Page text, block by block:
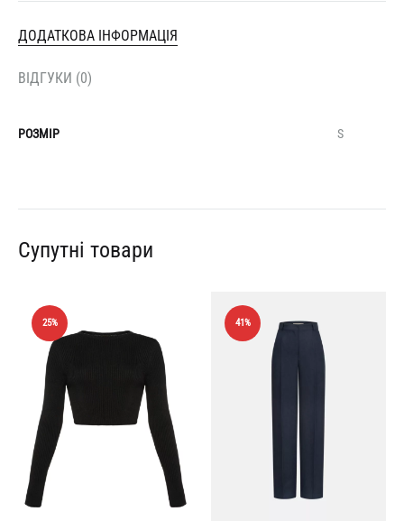
ДОДАТКОВА ІНФОРМАЦІЯ
ВІДГУКИ (0)
РОЗМІР S
Супутні товари
25% 41%